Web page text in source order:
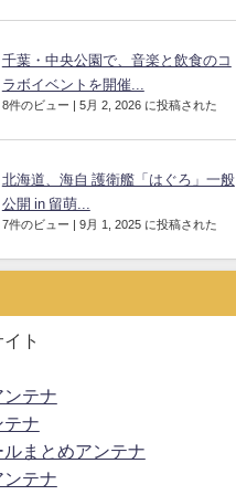
千葉・中央公園で、音楽と飲食のコ
ラボイベントを開催...
8件のビュー | 5月 2, 2026 に投稿された
北海道、海自 護衛艦「はぐろ」一般
公開 in 留萌...
7件のビュー | 9月 1, 2025 に投稿された
ト
ンテナ
テナ
ルまとめアンテナ
テナ